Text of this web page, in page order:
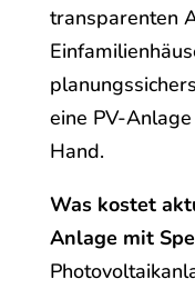
transparenten
eine PV-
Hand.
Was kostet
Anlage mit